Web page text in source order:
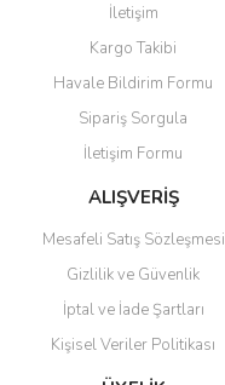
İletişim
Kargo Takibi
Havale Bildirim Formu
Sipariş Sorgula
İletişim Formu
ALIŞVERİŞ
Mesafeli Satış Sözleşmesi
Gizlilik ve Güvenlik
İptal ve İade Şartları
Kişisel Veriler Politikası